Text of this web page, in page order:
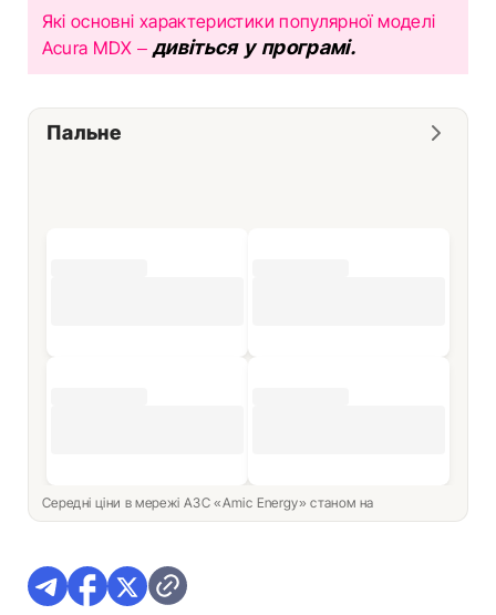
Які основні характеристики популярної моделі
Acura MDX – дивіться у програмі.
Пальне
Середні ціни в мережі АЗС «Amic Energy» станом на